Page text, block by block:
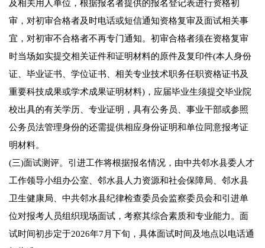
及相关用人单位，根据报名者提供的报名登记表进行资格初
审，对初审合格者及时电话或短信通知资格复审及面试相关事
宜，对初审不合格者不再专门通知。初审合格者须在资格复审
时当场如实提交相关证件和证明材料的原件及复印件(本人身份
证、毕业证书、学位证书、相关专业技术职务任职资格证书及
重要科技成果或学术成果证明材料)，应届毕业生须提交毕业院
校出具的有关学历、专业证明，具有公务员、事业干部或参照
公务员法管理身份的还需提供相应身份证明和单位同意报考证
明材料。
(三)面试测评。引进工作将根据报名情况，由中共邻水县委人才
工作领导小组办公室、邻水县人力资源和社会保障局、邻水县
卫生健康局、中共邻水县纪律检查委员会监察委员会和引进单
位对报考人员组织现场面试，考察其综合素质和专业能力。面
试时间初步定于2026年7月下旬，具体面试时间及地点以电话通